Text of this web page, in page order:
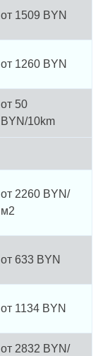
от 1509 BYN
от 1260 BYN
от 50
BYN/10km
от 2260 BYN/
м2
от 633 BYN
от 1134 BYN
от 2832 BYN/